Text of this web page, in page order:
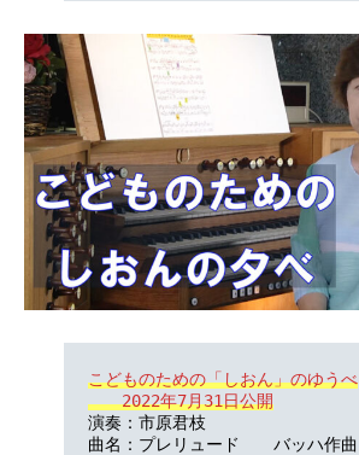
こどものための「しおん」のゆうべ
2022年7月31日公開
演奏：市原君枝
曲名：プレリュード　　バッハ作曲